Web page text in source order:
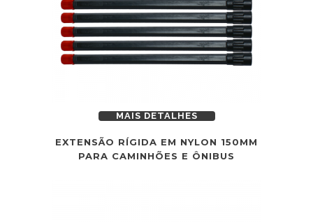
MAIS DETALHES
EXTENSÃO RÍGIDA EM NYLON 150MM
PARA CAMINHÕES E ÔNIBUS